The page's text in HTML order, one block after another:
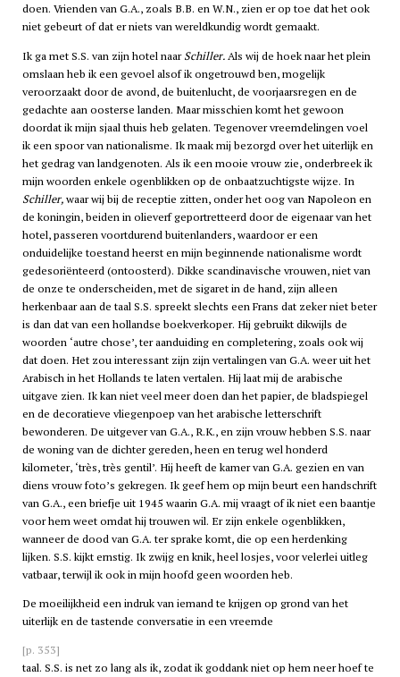
doen. Vrienden van G.A., zoals B.B. en W.N., zien er op toe dat het ook
niet gebeurt of dat er niets van wereldkundig wordt gemaakt.
Ik ga met S.S. van zijn hotel naarSchiller.Als wij de hoek naar het plein
omslaan heb ik een gevoel alsof ik ongetrouwd ben, mogelijk
veroorzaakt door de avond, de buitenlucht, de voorjaarsregen en de
gedachte aan oosterse landen. Maar misschien komt het gewoon
doordat ik mijn sjaal thuis heb gelaten. Tegenover vreemdelingen voel
ik een spoor van nationalisme. Ik maak mij bezorgd over het uiterlijk en
het gedrag van landgenoten. Als ik een mooie vrouw zie, onderbreek ik
mijn woorden enkele ogenblikken op de onbaatzuchtigste wijze. In
Schiller,waar wij bij de receptie zitten, onder het oog van Napoleon en
de koningin, beiden in olieverf geportretteerd door de eigenaar van het
hotel, passeren voortdurend buitenlanders, waardoor er een
onduidelijke toestand heerst en mijn beginnende nationalisme wordt
gedesoriënteerd (ontoosterd). Dikke scandinavische vrouwen, niet van
de onze te onderscheiden, met de sigaret in de hand, zijn alleen
herkenbaar aan de taal S.S. spreekt slechts een Frans dat zeker niet beter
is dan dat van een hollandse boekverkoper. Hij gebruikt dikwijls de
woorden ‘autre chose’, ter aanduiding en completering, zoals ook wij
dat doen. Het zou interessant zijn zijn vertalingen van G.A. weer uit het
Arabisch in het Hollands te laten vertalen. Hij laat mij de arabische
uitgave zien. Ik kan niet veel meer doen dan het papier, de bladspiegel
en de decoratieve vliegenpoep van het arabische letterschrift
bewonderen. De uitgever van G.A., R.K., en zijn vrouw hebben S.S. naar
de woning van de dichter gereden, heen en terug wel honderd
kilometer, ‘très, très gentil’. Hij heeft de kamer van G.A. gezien en van
diens vrouw foto’s gekregen. Ik geef hem op mijn beurt een handschrift
van G.A., een briefje uit 1945 waarin G.A. mij vraagt of ik niet een baantje
voor hem weet omdat hij trouwen wil. Er zijn enkele ogenblikken,
wanneer de dood van G.A. ter sprake komt, die op een herdenking
lijken. S.S. kijkt ernstig. Ik zwijg en knik, heel losjes, voor velerlei uitleg
vatbaar, terwijl ik ook in mijn hoofd geen woorden heb.
De moeilijkheid een indruk van iemand te krijgen op grond van het
uiterlijk en de tastende conversatie in een vreemde
[p. 353]
taal. S.S. is net zo lang als ik, zodat ik goddank niet op hem neer hoef te